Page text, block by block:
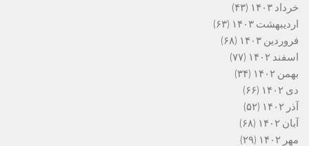
خرداد ۱۴۰۳
(۴۳)
اردیبهشت ۱۴۰۳
(۶۳)
فروردین ۱۴۰۳
(۶۸)
اسفند ۱۴۰۲
(۷۷)
بهمن ۱۴۰۲
(۳۴)
دی ۱۴۰۲
(۶۶)
آذر ۱۴۰۲
(۵۲)
آبان ۱۴۰۲
(۶۸)
مهر ۱۴۰۲
(۲۹)